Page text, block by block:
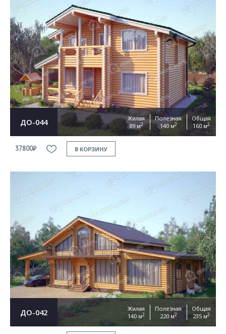
ДО-044
Жилая
89 м2
Полезная
140 м2
Общая
160 м2
37800₽ В КОРЗИНУ
ДО-042
Жилая
140 м2
Полезная
220 м2
Общая
235 м2